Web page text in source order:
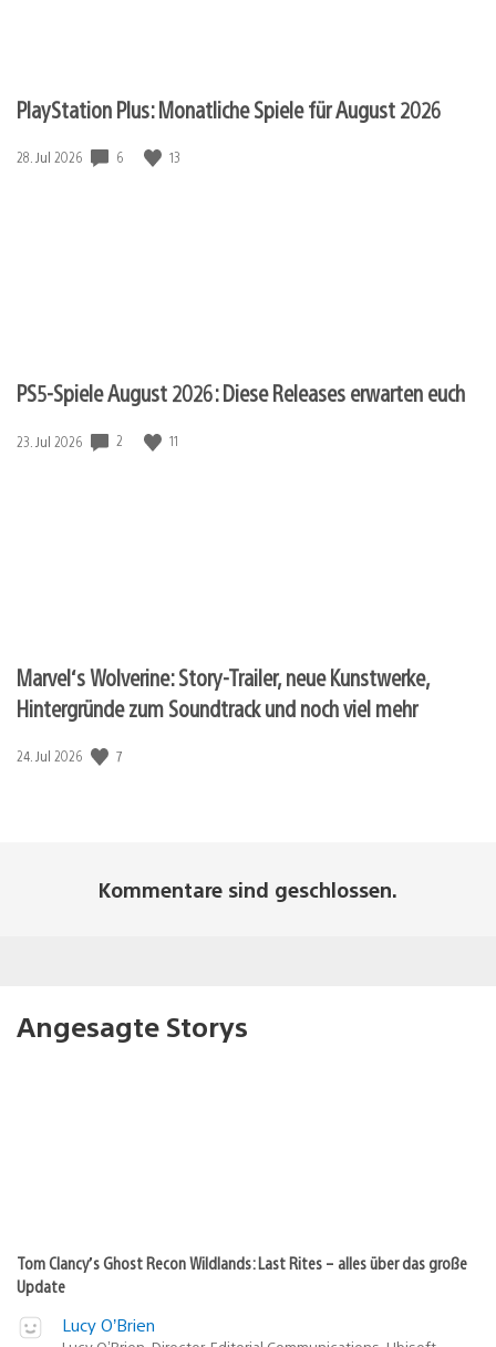
PlayStation Plus: Monatliche Spiele für August 2026
Veröffentlichungsdatum:
28. Jul 2026 6 13
PS5-Spiele August 2026: Diese Releases erwarten euch
Veröffentlichungsdatum:
23. Jul 2026 2 11
Marvel‘s Wolverine: Story-Trailer, neue Kunstwerke,
Hintergründe zum Soundtrack und noch viel mehr
Veröffentlichungsdatum:
24. Jul 2026 7
Kommentare sind geschlossen.
Angesagte Storys
Tom Clancy’s Ghost Recon Wildlands: Last Rites – alles über das große
Update
Lucy O’Brien